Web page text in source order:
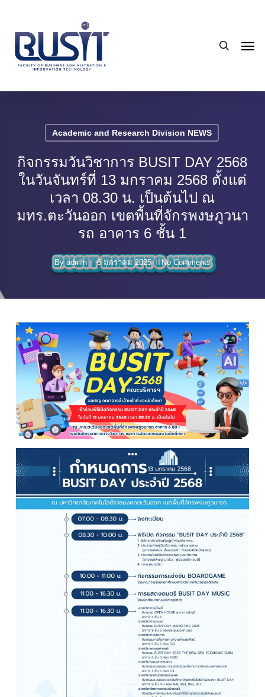
main
content
Academic and Research Division NEWS
กิจกรรมวันวิชาการ BUSIT DAY 2568
ในวันจันทร์ที่ 13 มกราคม 2568 ตั้งแต่
เวลา 08.30 น. เป็นต้นไป ณ
มทร.ตะวันออก เขตพื้นที่จักรพงษภูวนา
รถ อาคาร 6 ชั้น 1
By admin 6 มกราคม 2025 No Comments